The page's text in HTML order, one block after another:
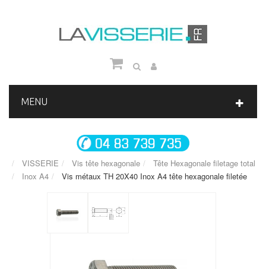
MENU
VISSERIE Vis tête hexagonale
Tête Hexagonale filetage total
Inox A4
Vis métaux TH 20X40 Inox A4 tête hexagonale filetée